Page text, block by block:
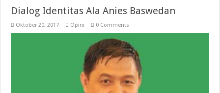
Dialog Identitas Ala Anies Baswedan
Oktober 20, 2017 Opini 0 Comments